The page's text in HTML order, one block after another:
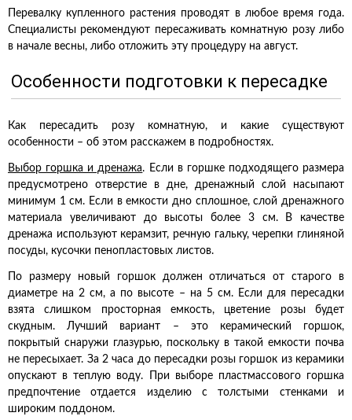
Перевалку купленного растения проводят в любое время года.
Специалисты рекомендуют пересаживать комнатную розу либо
в начале весны, либо отложить эту процедуру на август.
Особенности подготовки к пересадке
Как пересадить розу комнатную, и какие существуют
особенности – об этом расскажем в подробностях.
Выбор горшка и дренажа. Если в горшке подходящего размера
предусмотрено отверстие в дне, дренажный слой насыпают
минимум 1 см. Если в емкости дно сплошное, слой дренажного
материала увеличивают до высоты более 3 см. В качестве
дренажа используют керамзит, речную гальку, черепки глиняной
посуды, кусочки пенопластовых листов.
По размеру новый горшок должен отличаться от старого в
диаметре на 2 см, а по высоте – на 5 см. Если для пересадки
взята слишком просторная емкость, цветение розы будет
скудным. Лучший вариант – это керамический горшок,
покрытый снаружи глазурью, поскольку в такой емкости почва
не пересыхает. За 2 часа до пересадки розы горшок из керамики
опускают в теплую воду. При выборе пластмассового горшка
предпочтение отдается изделию с толстыми стенками и
широким поддоном.